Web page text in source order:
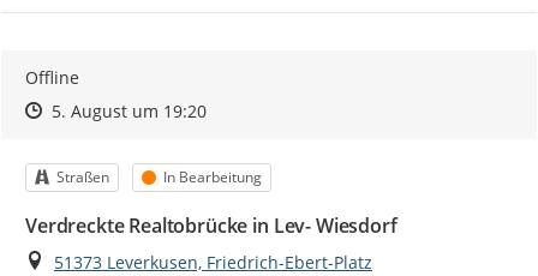
Offline
Zeitpunkt des Erstellens
Zeitpunkt des Erstellens
5. August um 19:20Zur Äußerung
Kategorie
Straßen Status
In Bearbeitung
Verdreckte Realtobrücke in Lev- Wiesdorf
Ort
51373 Leverkusen, Friedrich-Ebert-Platz